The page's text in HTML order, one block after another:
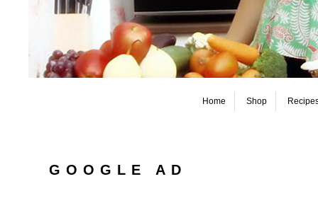
Home Shop
GOOGLE AD